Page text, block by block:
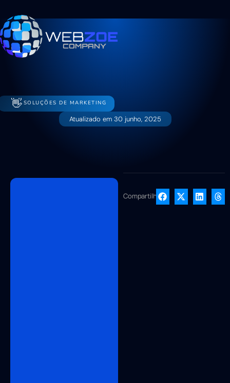
👋 SOLUÇÕES DE MARKETING
Atualizado em 30 junho, 2025
Compartilhe